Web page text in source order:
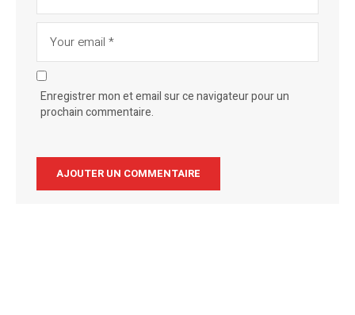
Enregistrer mon et email sur ce navigateur pour un
prochain commentaire.